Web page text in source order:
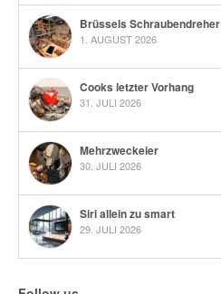
Brüssels Schraubendreher
1. AUGUST 2026
Cooks letzter Vorhang
31. JULI 2026
Mehrzweckeier
30. JULI 2026
Siri allein zu smart
29. JULI 2026